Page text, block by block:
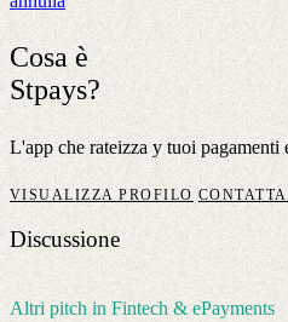
Cosa è
Stpays?
L'app che rateizza y tuoi
VISUALIZZA PROFILO
Discussione
Altri pitch in Fintech & ePayments